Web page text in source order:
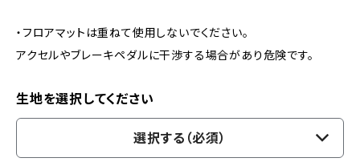
・フロアマットは重ねて使用しないでください。
アクセルやブレーキペダルに干渉する場合があり危険です。
生地を選択してください
選択する（必須）